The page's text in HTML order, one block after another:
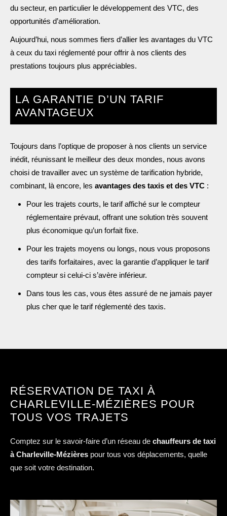
du secteur, en particulier le développement des VTC, des
opportunités d’amélioration.
Aujourd’hui, nous sommes fiers d’allier les avantages du VTC
à ceux du taxi réglementé pour offrir à nos clients des
prestations toujours plus appréciables.
LA GARANTIE D’UN TARIF
AVANTAGEUX
Toujours dans l’optique de proposer à nos clients un service
inédit, réunissant le meilleur des deux mondes, nous avons
choisi de travailler avec un système de tarification hybride,
combinant, là encore, les avantages des taxis et des VTC :
Pour les trajets courts, le tarif affiché sur le compteur
réglementaire prévaut, offrant une solution très souvent
plus économique qu’un forfait fixe.
Pour les trajets moyens ou longs, nous vous proposons
des tarifs forfaitaires, avec la garantie d’appliquer le tarif
compteur si celui-ci s’avère inférieur.
Dans tous les cas, vous êtes assuré de ne jamais payer
plus cher que le tarif réglementé des taxis.
RÉSERVATION DE TAXI À
CHARLEVILLE-MÉZIÈRES POUR
TOUS VOS TRAJETS
Comptez sur le savoir-faire d’un réseau de chauffeurs de taxi
à Charleville-Mézières pour tous vos déplacements, quelle
que soit votre destination.